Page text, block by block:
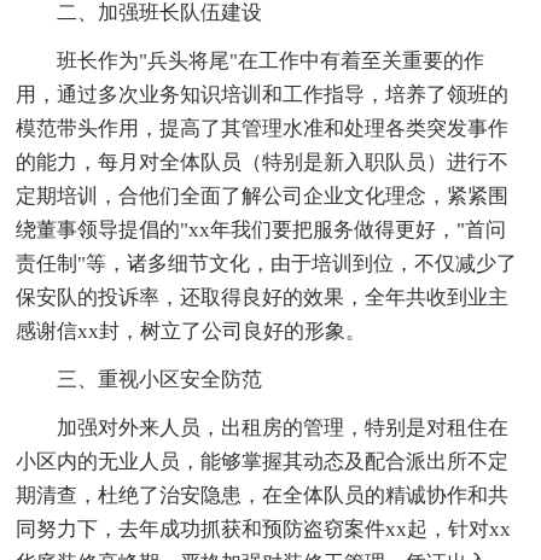
二、加强班长队伍建设
班长作为"兵头将尾"在工作中有着至关重要的作
用，通过多次业务知识培训和工作指导，培养了领班的
模范带头作用，提高了其管理水准和处理各类突发事作
的能力，每月对全体队员（特别是新入职队员）进行不
定期培训，合他们全面了解公司企业文化理念，紧紧围
绕董事领导提倡的"xx年我们要把服务做得更好，"首问
责任制"等，诸多细节文化，由于培训到位，不仅减少了
保安队的投诉率，还取得良好的效果，全年共收到业主
感谢信xx封，树立了公司良好的形象。
三、重视小区安全防范
加强对外来人员，出租房的管理，特别是对租住在
小区内的无业人员，能够掌握其动态及配合派出所不定
期清查，杜绝了治安隐患，在全体队员的精诚协作和共
同努力下，去年成功抓获和预防盗窃案件xx起，针对xx